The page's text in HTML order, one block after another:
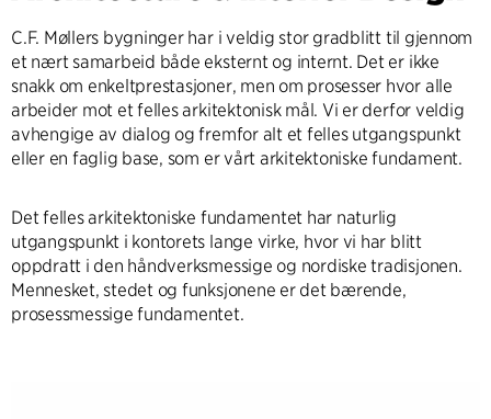
C.F. Møllers bygninger har i veldig stor gradblitt til gjennom
et nært samarbeid både eksternt og internt. Det er ikke
snakk om enkeltprestasjoner, men om prosesser hvor alle
arbeider mot et felles arkitektonisk mål. Vi er derfor veldig
avhengige av dialog og fremfor alt et felles utgangspunkt
eller en faglig base, som er vårt arkitektoniske fundament.
Det felles arkitektoniske fundamentet har naturlig
utgangspunkt i kontorets lange virke, hvor vi har blitt
oppdratt i den håndverksmessige og nordiske tradisjonen.
Mennesket, stedet og funksjonene er det bærende,
prosessmessige fundamentet.